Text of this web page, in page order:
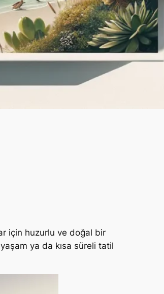
için huzurlu ve doğal bir
ya da kısa süreli tatil